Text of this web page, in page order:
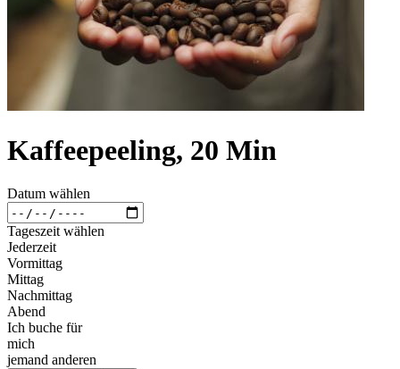
Kaffeepeeling, 20 Min
Datum wählen
Tageszeit wählen
Jederzeit
Vormittag
Mittag
Nachmittag
Abend
Ich buche für
mich
jemand anderen